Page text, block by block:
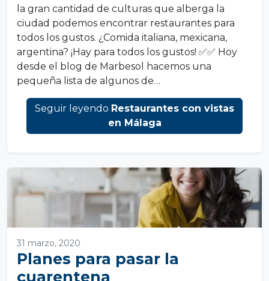
la gran cantidad de culturas que alberga la
ciudad podemos encontrar restaurantes para
todos los gustos. ¿Comida italiana, mexicana,
argentina? ¡Hay para todos los gustos! ✅✅ Hoy
desde el blog de Marbesol hacemos una
pequeña lista de algunos de…
Seguir leyendo Restaurantes con vistas
en Málaga
31 marzo, 2020
Planes para pasar la
cuarentena